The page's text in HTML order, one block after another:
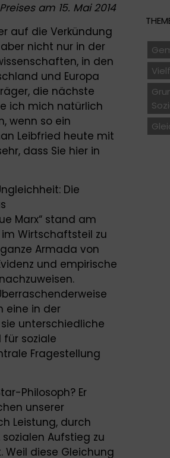
am 15. Mai 2014
auf die Verkündung
nicht nur in der
in den
und Europa
die nächste
ich mich natürlich
wenn so ein
Leibfried heute mit
dass Sie hier in
Die
Marx“ stand am
im Wirtschaftsteil zu
Armada von
und empirische
eine in der
unterschiedliche
für soziale
Fragestellung
Philosoph? Er
unserer
Leistung, durch
Aufstieg zu
Weil diese Gleichung